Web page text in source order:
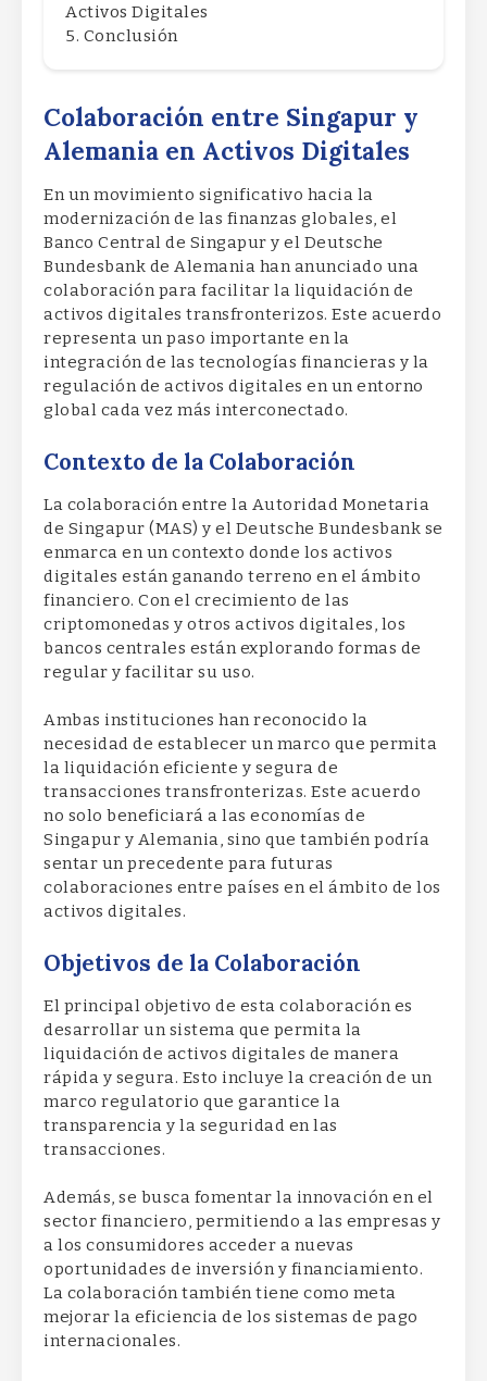
Activos Digitales
Conclusión
Colaboración entre Singapur y
Alemania en Activos Digitales
En un movimiento significativo hacia la
modernización de las finanzas globales, el
Banco Central de Singapur y el Deutsche
Bundesbank de Alemania han anunciado una
colaboración para facilitar la liquidación de
activos digitales transfronterizos. Este acuerdo
representa un paso importante en la
integración de las tecnologías financieras y la
regulación de activos digitales en un entorno
global cada vez más interconectado.
Contexto de la Colaboración
La colaboración entre la Autoridad Monetaria
de Singapur (MAS) y el Deutsche Bundesbank se
enmarca en un contexto donde los activos
digitales están ganando terreno en el ámbito
financiero. Con el crecimiento de las
criptomonedas y otros activos digitales, los
bancos centrales están explorando formas de
regular y facilitar su uso.
Ambas instituciones han reconocido la
necesidad de establecer un marco que permita
la liquidación eficiente y segura de
transacciones transfronterizas. Este acuerdo
no solo beneficiará a las economías de
Singapur y Alemania, sino que también podría
sentar un precedente para futuras
colaboraciones entre países en el ámbito de los
activos digitales.
Objetivos de la Colaboración
El principal objetivo de esta colaboración es
desarrollar un sistema que permita la
liquidación de activos digitales de manera
rápida y segura. Esto incluye la creación de un
marco regulatorio que garantice la
transparencia y la seguridad en las
transacciones.
Además, se busca fomentar la innovación en el
sector financiero, permitiendo a las empresas y
a los consumidores acceder a nuevas
oportunidades de inversión y financiamiento.
La colaboración también tiene como meta
mejorar la eficiencia de los sistemas de pago
internacionales.